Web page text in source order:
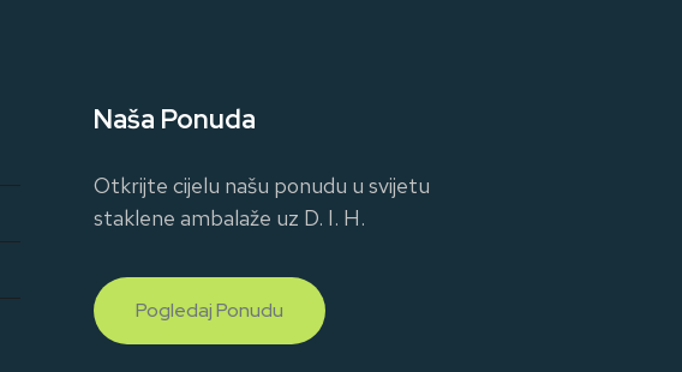
Naša Ponuda
Otkrijte cijelu našu ponudu u svijetu
staklene ambalaže uz D. I. H.
Pogledaj Ponudu